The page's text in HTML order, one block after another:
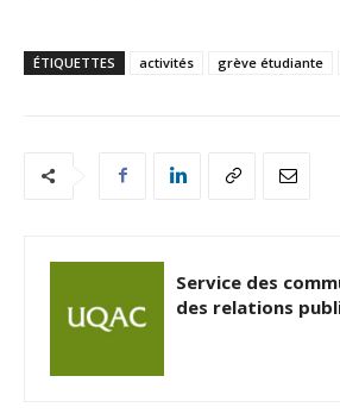
ÉTIQUETTES activités grève étudiante
Service des
des relations